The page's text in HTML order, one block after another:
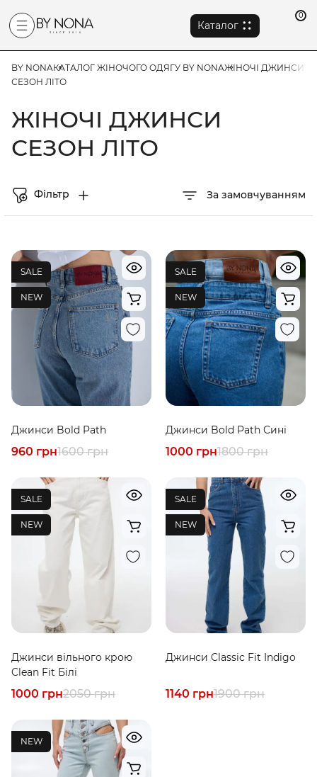
Каталог
0
BY NONAКАТАЛОГ ЖІНОЧОГО ОДЯГУ BY NONAЖІНОЧІ ДЖИНСИ
СЕЗОН ЛІТО
ЖІНОЧІ ДЖИНСИ
СЕЗОН ЛІТО
Фільтр За замовчуванням
SALE
NEW
Джинси Bold Path
1600 грн
960 грн
SALE
NEW
Джинси Bold Path Сині
1800 грн
1000 грн
SALE
NEW
Джинси вільного крою
Clean Fit Білі
2050 грн
1000 грн
SALE
NEW
Джинси Classic Fit Indigo
1900 грн
1140 грн
NEW